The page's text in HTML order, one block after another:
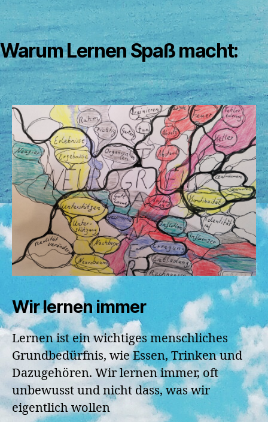
Warum Lernen Spaß macht:
Wir lernen immer
Lernen ist ein wichtiges menschliches
Grundbedürfnis, wie Essen, Trinken und
Dazugehören. Wir lernen immer, oft
unbewusst und nicht dass, was wir
eigentlich wollen